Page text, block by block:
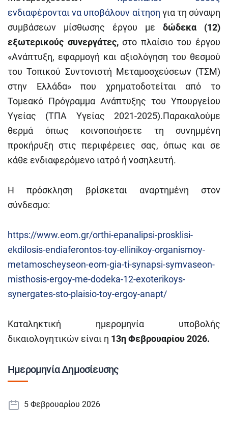
ενδιαφέρονται να υποβάλουν αίτηση για τη σύναψη
συμβάσεων μίσθωσης έργου με δώδεκα (12)
εξωτερικούς συνεργάτες,στο πλαίσιο του έργου
«Ανάπτυξη, εφαρμογή και αξιολόγηση του θεσμού
του Τοπικού Συντονιστή Μεταμοσχεύσεων (ΤΣΜ)
στην Ελλάδα» που χρηματοδοτείται από το
Τομεακό Πρόγραμμα Ανάπτυξης του Υπουργείου
Υγείας (ΤΠΑ Υγείας 2021-2025).Παρακαλούμε
θερμά όπως κοινοποιήσετε τη συνημμένη
προκήρυξη στις περιφέρειες σας, όπως και σε
κάθε ενδιαφερόμενο ιατρό ή νοσηλευτή.
Η πρόσκληση βρίσκεται αναρτημένη στον
σύνδεσμο:
https://www.eom.gr/orthi-epanalipsi-prosklisi-
ekdilosis-endiaferontos-toy-ellinikoy-organismoy-
metamoscheyseon-eom-gia-ti-synapsi-symvaseon-
misthosis-ergoy-me-dodeka-12-exoterikoys-
synergates-sto-plaisio-toy-ergoy-anapt/
Καταληκτική ημερομηνία υποβολής
δικαιολογητικών είναι η 13η Φεβρουαρίου 2026.
Ημερομηνία Δημοσίευσης
5 Φεβρουαρίου 2026